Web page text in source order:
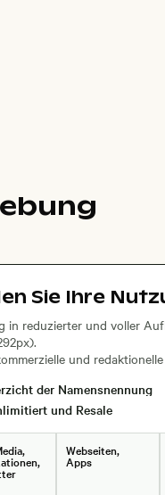
Sie Ihre
in reduzierter und voller
und
der Namensnennung
und Resale
Webseiten,
Apps